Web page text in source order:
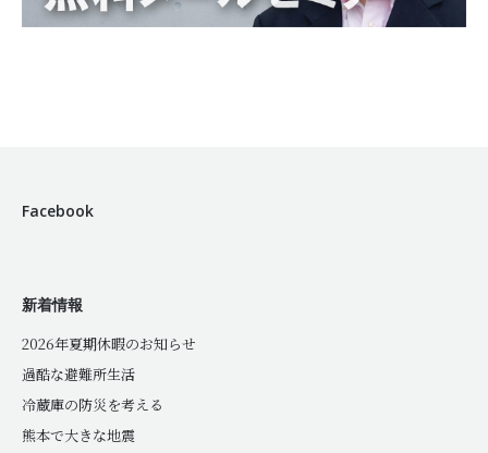
Facebook
新着情報
2026年夏期休暇のお知らせ
過酷な避難所生活
冷蔵庫の防災を考える
熊本で大きな地震